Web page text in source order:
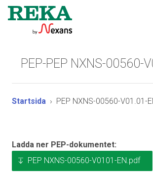
PEP-PEP NXNS-00560-
Startsida PEP NXNS-00560-V01.01-
Ladda ner PEP-dokumentet:
PEP NXNS-00560-V0101-EN.pdf